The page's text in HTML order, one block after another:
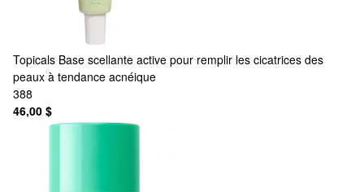
Topicals Base scellante active pour remplir les cicatrices des
peaux à tendance acnéique
388
46,00 $